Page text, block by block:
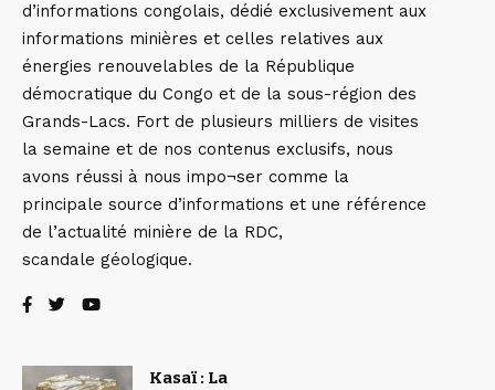
d’informations congolais, dédié exclusivement aux
informations minières et celles relatives aux
énergies renouvelables de la République
démocratique du Congo et de la sous-région des
Grands-Lacs. Fort de plusieurs milliers de visites
la semaine et de nos contenus exclusifs, nous
avons réussi à nous impo¬ser comme la
principale source d’informations et une référence
de l’actualité minière de la RDC,
scandale géologique.
Kasaï : La